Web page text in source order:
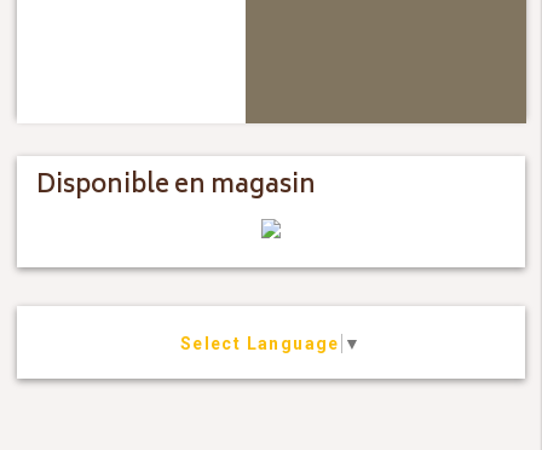
Disponible en magasin
Select Language ▼